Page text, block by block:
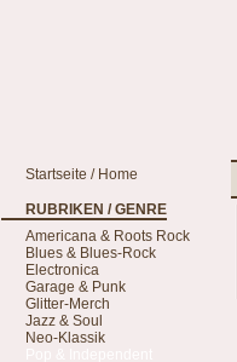
Startseite / Home
RUBRIKEN / GENRE
Americana & Roots Rock
Blues & Blues-Rock
Electronica
Garage & Punk
Glitter-Merch
Jazz & Soul
Neo-Klassik